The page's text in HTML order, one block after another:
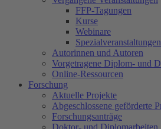
FFP-Tagungen
Kurse
Webinare
Spezialveranstaltungen
Autorinnen und Autoren
Vorgetragene Diplom- und
Online-Ressourcen
Forschung
Aktuelle Projekte
Abgeschlossene geförderte
Forschungsanträge
Doktor- und Diplomarbeiten